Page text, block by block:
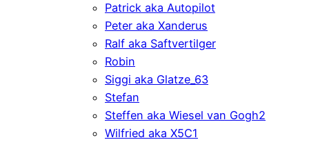
Patrick aka Autopilot
Peter aka Xanderus
Ralf aka Saftvertilger
Robin
Siggi aka Glatze_63
Stefan
Steffen aka Wiesel van Gogh2
Wilfried aka X5C1